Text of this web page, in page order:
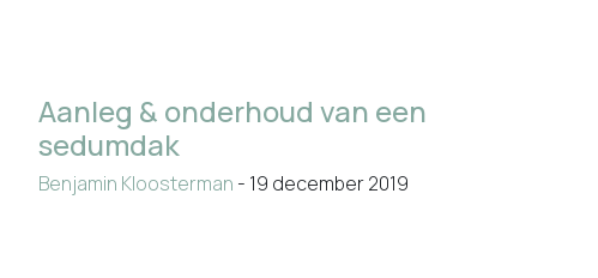
Aanleg & onderhoud van een
sedumdak
Benjamin Kloosterman - 19 december 2019